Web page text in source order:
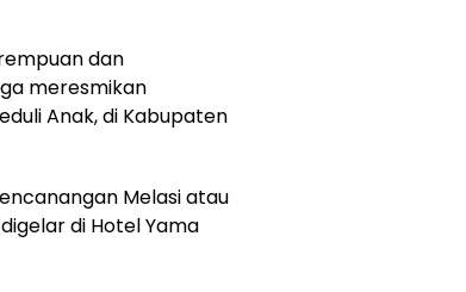
dan
meresmikan
Anak, di Kabupaten
Melasi atau
di Hotel Yama